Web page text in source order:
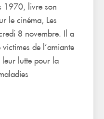
1970, livre son
le cinéma, Les
8 novembre. Il a
de l’amiante
leur lutte pour la